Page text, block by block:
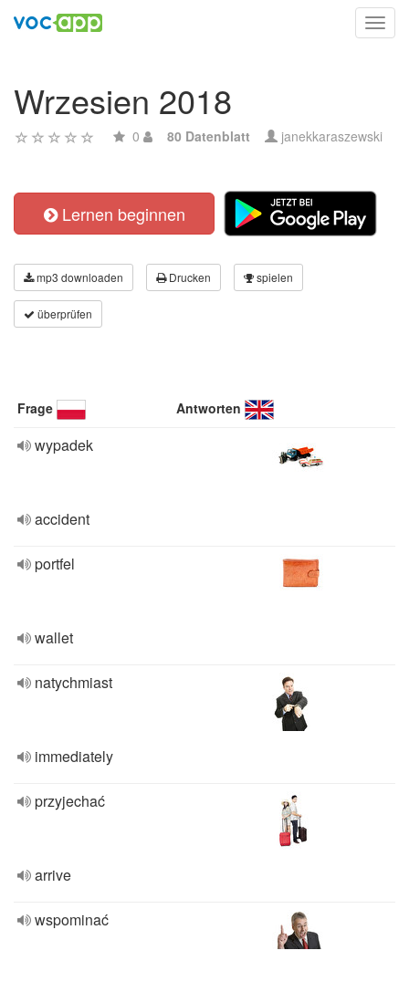
Wrzesien 2018
0 80 Datenblatt janekkaraszewski
Lernen beginnen
mp3 downloaden Drucken spielen
überprüfen
Frage Antworten
wypadek
accident
portfel
wallet
natychmiast
immediately
przyjechać
arrive
wspominać